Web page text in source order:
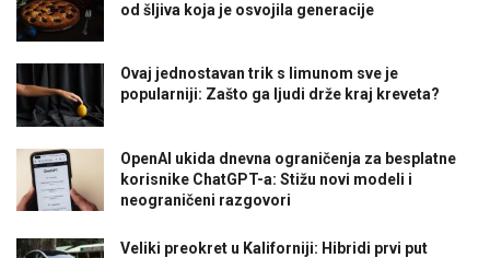
od šljiva koja je osvojila generacije
Ovaj jednostavan trik s limunom sve je
popularniji: Zašto ga ljudi drže kraj kreveta?
OpenAI ukida dnevna ograničenja za besplatne
korisnike ChatGPT-a: Stižu novi modeli i
neograničeni razgovori
Veliki preokret u Kaliforniji: Hibridi prvi put